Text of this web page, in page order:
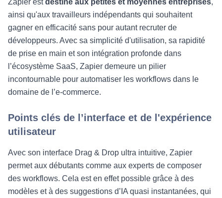
Zapier estdestiné aux petites et moyennes entreprises,
ainsi qu'aux travailleurs indépendants qui souhaitent
gagner en efficacité sans pour autant recruter de
développeurs. Avec sa simplicité d'utilisation, sa rapidité
de prise en main et son intégration profonde dans
l’écosystème SaaS, Zapier demeure un pilier
incontournable pour automatiser les workflows dans le
domaine de l’e-commerce.
Points clés de l’interface et de l'expérience
utilisateur
Avec son interface Drag & Drop ultra intuitive, Zapier
permet aux débutants comme aux experts de composer
des workflows. Cela est en effet possible grâce à des
modèles et à des suggestions d’IA quasi instantanées, qui